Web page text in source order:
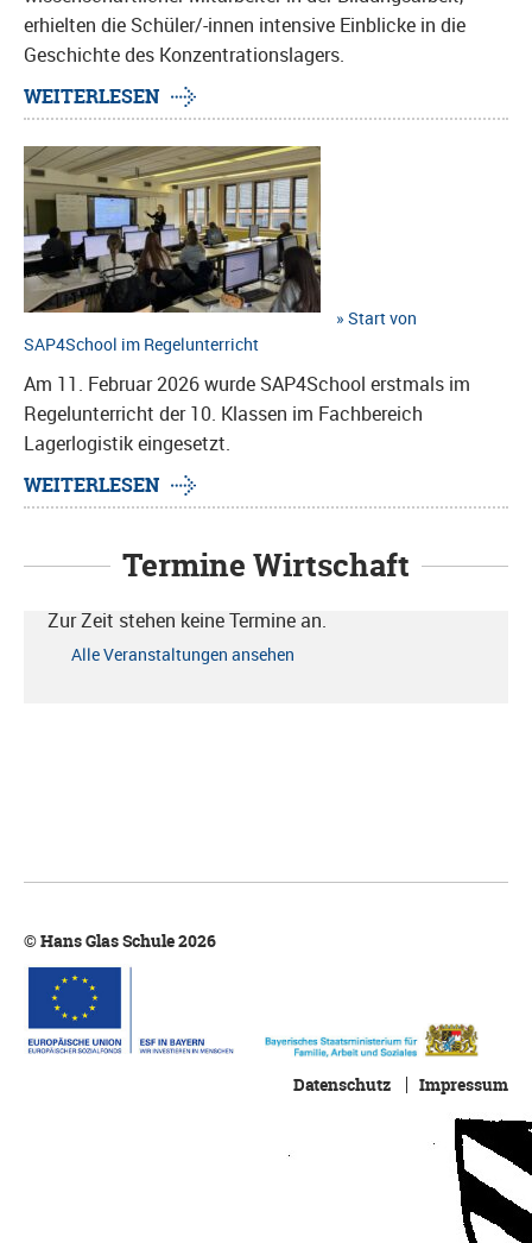
erhielten die Schüler/-innen intensive Einblicke in die
Geschichte des Konzentrationslagers.
WEITERLESEN
Start von
SAP4School im Regelunterricht
Am 11. Februar 2026 wurde SAP4School erstmals im
Regelunterricht der 10. Klassen im Fachbereich
Lagerlogistik eingesetzt.
WEITERLESEN
Termine Wirtschaft
Zur Zeit stehen keine Termine an.
Alle Veranstaltungen ansehen
© Hans Glas Schule 2026
Datenschutz Impressum